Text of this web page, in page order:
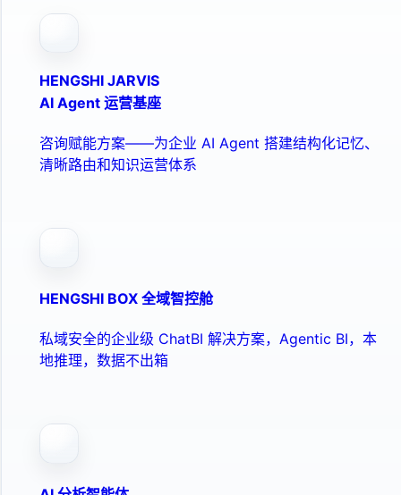
HENGSHI JARVIS
AI Agent 运营基座
咨询赋能方案——为企业 AI Agent 搭建结构化记忆、
清晰路由和知识运营体系
HENGSHI BOX 全域智控舱
私域安全的企业级 ChatBI 解决方案，Agentic BI，本
地推理，数据不出箱